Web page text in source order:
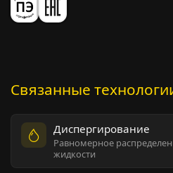
Связанные
Диспергирование
Равномерное
жидкости